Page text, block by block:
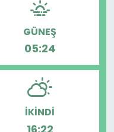
GÜNEŞ
05:24
İKINDI